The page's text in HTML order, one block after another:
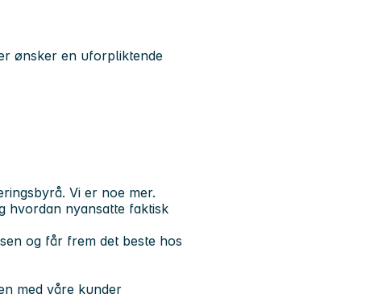
ønsker en uforpliktende
Vi er noe mer.
hvordan nyansatte faktisk
og får frem det beste hos
med våre kunder